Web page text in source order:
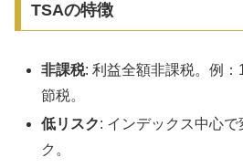
TSAの特徴
非課税: 利益全額非課税。例
節税。
低リスク: インデックス中心
ク。